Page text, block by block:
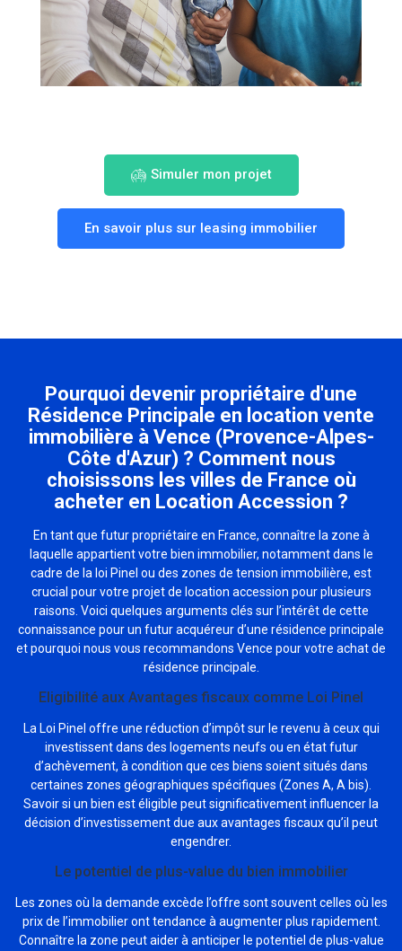
Simuler mon projet
En savoir plus sur leasing immobilier
Pourquoi devenir propriétaire d'une
Résidence Principale en location vente
immobilière à Vence (Provence-Alpes-
Côte d'Azur) ? Comment nous
choisissons les villes de France où
acheter en Location Accession ?
En tant que futur propriétaire en France, connaître la zone à
laquelle appartient votre bien immobilier, notamment dans le
cadre de la loi Pinel ou des zones de tension immobilière, est
crucial pour votre projet de location accession pour plusieurs
raisons. Voici quelques arguments clés sur l’intérêt de cette
connaissance pour un futur acquéreur d’une résidence principale
et pourquoi nous vous recommandons Vence pour votre achat de
résidence principale.
Eligibilité aux Avantages fiscaux comme Loi Pinel
La Loi Pinel offre une réduction d’impôt sur le revenu à ceux qui
investissent dans des logements neufs ou en état futur
d’achèvement, à condition que ces biens soient situés dans
certaines zones géographiques spécifiques (Zones A, A bis).
Savoir si un bien est éligible peut significativement influencer la
décision d’investissement due aux avantages fiscaux qu’il peut
engendrer.
Le potentiel de plus-value du bien immobilier
Les zones où la demande excède l’offre sont souvent celles où les
prix de l’immobilier ont tendance à augmenter plus rapidement.
Connaître la zone peut aider à anticiper le potentiel de plus-value